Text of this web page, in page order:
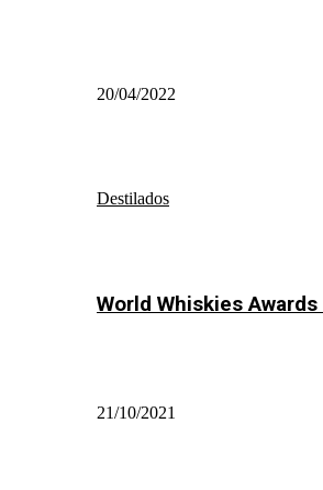
20/04/2022
Destilados
World Whiskies Awards
21/10/2021